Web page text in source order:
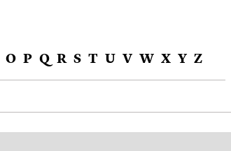
O P Q R S T U V W X Y Z